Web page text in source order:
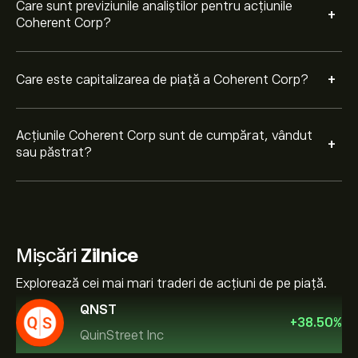
Care sunt previziunile analiștilor pentru acțiunile
Coherent Corp?
+
Care este capitalizarea de piață a Coherent Corp? +
Acțiunile Coherent Corp sunt de cumpărat, vândut
sau păstrat?
+
Mișcări Zilnice
Explorează cei mai mari traderi de acțiuni de pe piață.
QNST
QuinStreet Inc
+38.50%